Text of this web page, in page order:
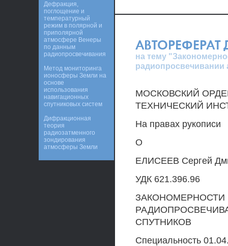
АВТОРЕФЕРАТ
на тему
МОСКОВСКИЙ
ТЕХНИЧЕСКИЙ
На правах рукописи
О
ЕЛИСЕЕВ Сергей
УДК 621.396.96
ЗАКОНОМЕРНОСТИ
СПУТНИКОВ
Специальность
Дефракция,
поглощение и
температурный
режим в полярной и
приполярной
атмосфере Венеры
по данным
радиопросвечивания
Метод мониторинга
ионосферы Земли на
основе
использования
навигационных
спутниковых систем
Дифракционная
теория
радиозатменного
зондирования
атмосферы Земли